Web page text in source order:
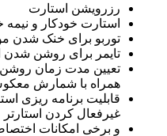
رزرویشن استارت
استارت خودکار و نیمه
توربو برای خنک شدن
تایمر برای روشن شدن اتومبیل
همراه با شمارش
قابلیت برنامه ریزی
غیرفعال کردن استارتر
و برخی امکانات